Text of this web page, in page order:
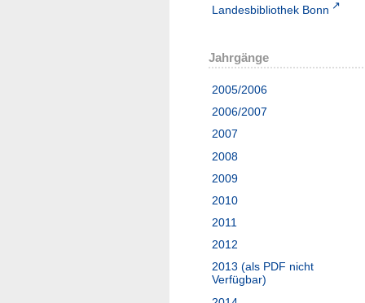
Landesbibliothek Bonn
Jahrgänge
2005/2006
2006/2007
2007
2008
2009
2010
2011
2012
2013 (als PDF nicht
Verfügbar)